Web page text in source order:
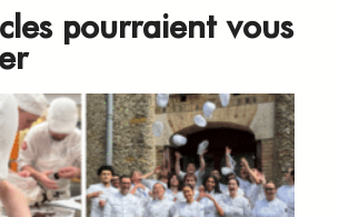
pourraient vous